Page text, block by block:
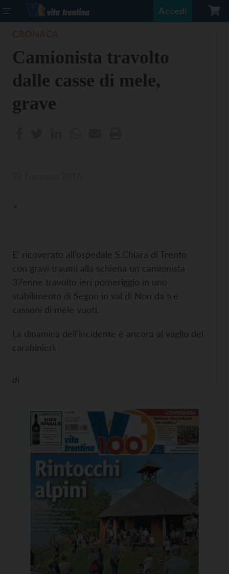
Accedi
Camionista travolto
dalle casse di mele,
grave
>
E’ ricoverato all’ospedale S.Chiara di Trento
con gravi traumi alla schiena un camionista
37enne travolto ieri pomeriggio in uno
stabilimento di Segno in val di Non da tre
cassoni di mele vuoti.
La dinamica dell’incidente è ancora al vaglio dei
carabinieri.
di